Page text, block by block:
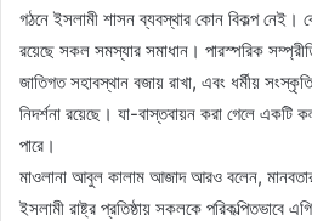
গঠনে ইসলামী শাসন ব্যবস্থার কোন বিকল্প নেই।
রয়েছে সকল সমস্যার সমাধান। পারস্পরিক
জাতিগত সহাবস্থান বজায় রাখা, এবং ধর্মীয়
নিদর্শনা রয়েছে। যা-বাস্তবায়ন করা গেলে একটি
পারে।
মাওলানা আবুল কালাম আজাদ আরও বলেন,
ইসলামী রাষ্ট্র প্রতিষ্ঠায় সকলকে পরিকল্পিতভাবে